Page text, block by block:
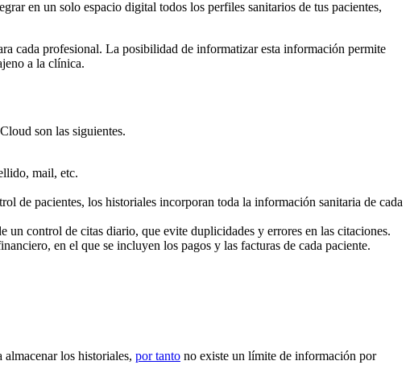
en un solo espacio digital todos los perfiles sanitarios de tus pacientes,
cada profesional. La posibilidad de informatizar esta información permite
ajeno a la clínica.
son las siguientes.
mail, etc.
de pacientes, los historiales incorporan toda la información sanitaria de cada
un control de citas diario, que evite duplicidades y errores en las citaciones.
en el que se incluyen los pagos y las facturas de cada paciente.
los historiales, por tanto no existe un límite de información por